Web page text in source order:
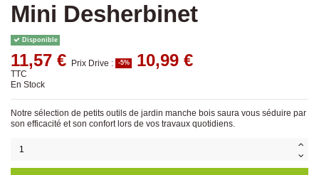
Mini Desherbinet
Disponible
11,57 € Prix Drive : -5% 10,99 €
TTC
En Stock
Notre sélection de petits outils de jardin manche bois saura vous séduire par
son efficacité et son confort lors de vos travaux quotidiens.